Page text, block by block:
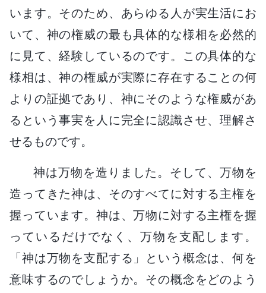
います。そのため、あらゆる人が実生活にお
いて、神の権威の最も具体的な様相を必然的
に見て、経験しているのです。この具体的な
様相は、神の権威が実際に存在することの何
よりの証拠であり、神にそのような権威があ
るという事実を人に完全に認識させ、理解さ
せるものです。
神は万物を造りました。そして、万物を
造ってきた神は、そのすべてに対する主権を
握っています。神は、万物に対する主権を握
っているだけでなく、万物を支配します。
「神は万物を支配する」という概念は、何を
意味するのでしょうか。その概念をどのよう